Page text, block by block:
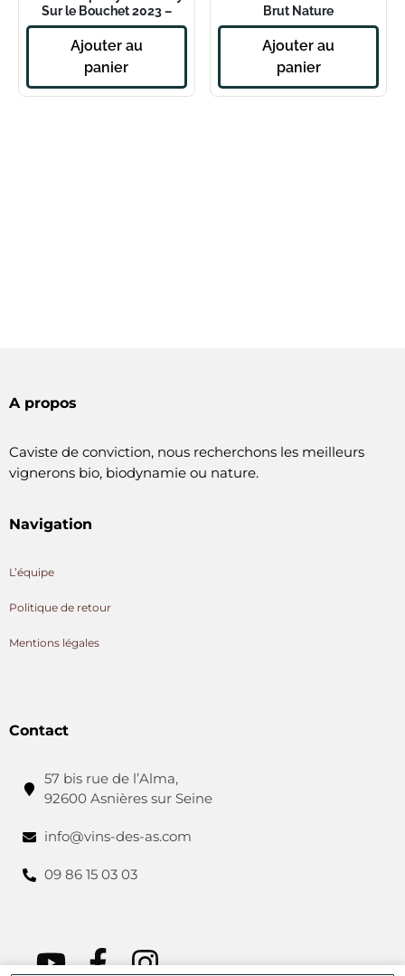
Sur le Bouchet 2023 –
Magnum
Ajouter au
panier
Brut Nature
Ajouter au
panier
A propos
Caviste de conviction, nous recherchons les meilleurs
vignerons bio, biodynamie ou nature.
Navigation
L’équipe
Politique de retour
Mentions légales
Contact
57 bis rue de l’Alma,
92600 Asnières sur Seine
info@vins-des-as.com
09 86 15 03 03